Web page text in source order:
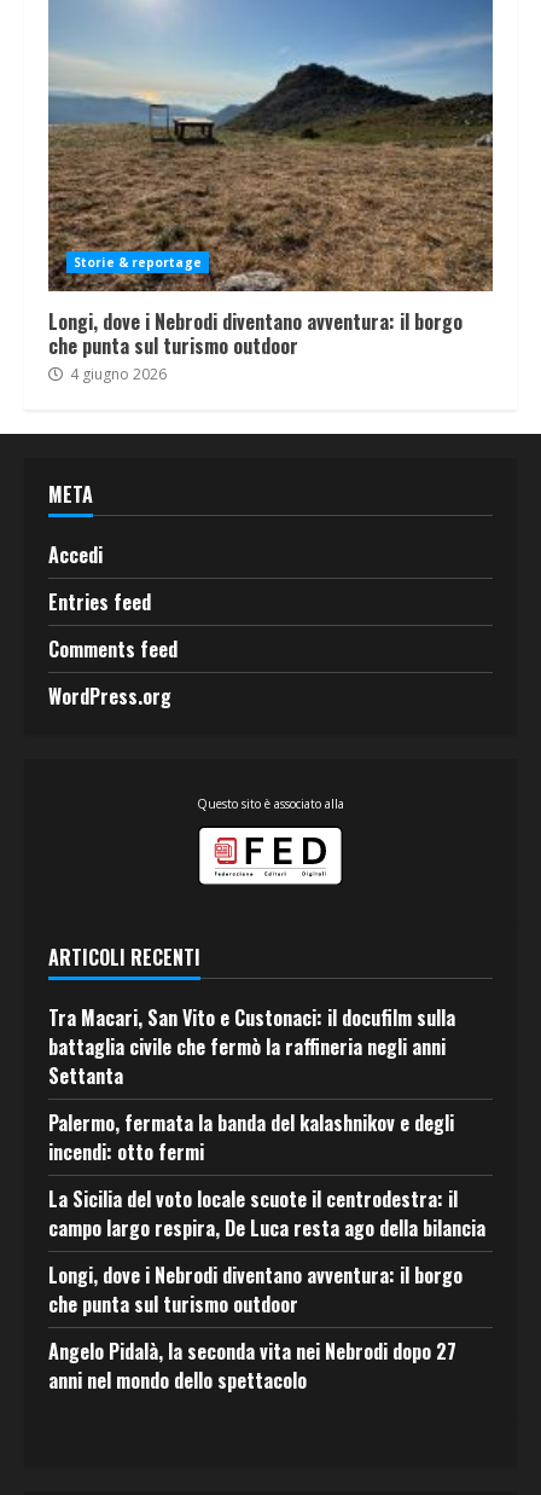
Storie & reportage
Longi, dove i Nebrodi diventano avventura: il borgo
che punta sul turismo outdoor
4 giugno 2026
META
Accedi
Entries feed
Comments feed
WordPress.org
Questo sito è associato alla
ARTICOLI RECENTI
Tra Macari, San Vito e Custonaci: il docufilm sulla
battaglia civile che fermò la raffineria negli anni
Settanta
Palermo, fermata la banda del kalashnikov e degli
incendi: otto fermi
La Sicilia del voto locale scuote il centrodestra: il
campo largo respira, De Luca resta ago della bilancia
Longi, dove i Nebrodi diventano avventura: il borgo
che punta sul turismo outdoor
Angelo Pidalà, la seconda vita nei Nebrodi dopo 27
anni nel mondo dello spettacolo